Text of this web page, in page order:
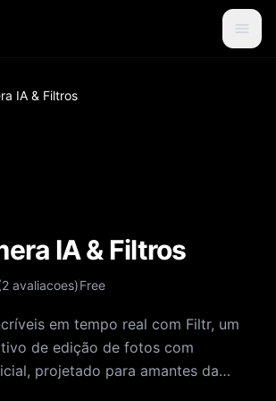
IA & Filtros
IA & Filtros
2 avaliacoes)Free
em tempo real com Filtr, um
de edição de fotos com
projetado para amantes da